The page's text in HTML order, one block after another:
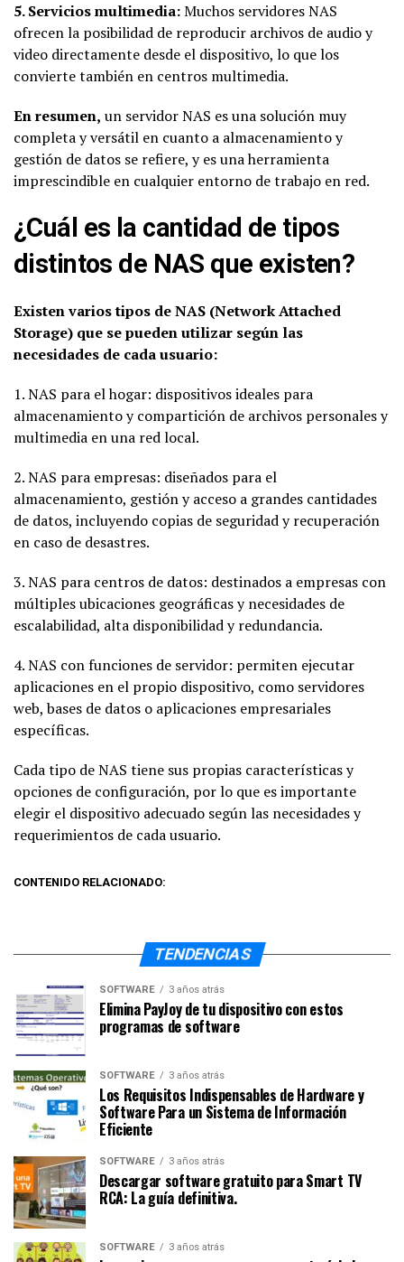
5. Servicios multimedia:Muchos servidores NAS
ofrecen la posibilidad de reproducir archivos de audio y
video directamente desde el dispositivo, lo que los
convierte también en centros multimedia.
En resumen, un servidor NAS es una solución muy
completa y versátil en cuanto a almacenamiento y
gestión de datos se refiere, y es una herramienta
imprescindible en cualquier entorno de trabajo en red.
¿Cuál es la cantidad de tipos
distintos de NAS que existen?
Existen varios tipos de NAS (Network Attached
Storage) que se pueden utilizar según las
necesidades de cada usuario:
1. NAS para el hogar: dispositivos ideales para
almacenamiento y compartición de archivos personales y
multimedia en una red local.
2. NAS para empresas: diseñados para el
almacenamiento, gestión y acceso a grandes cantidades
de datos, incluyendo copias de seguridad y recuperación
en caso de desastres.
3. NAS para centros de datos: destinados a empresas con
múltiples ubicaciones geográficas y necesidades de
escalabilidad, alta disponibilidad y redundancia.
4. NAS con funciones de servidor: permiten ejecutar
aplicaciones en el propio dispositivo, como servidores
web, bases de datos o aplicaciones empresariales
específicas.
Cada tipo de NAS tiene sus propias características y
opciones de configuración, por lo que es importante
elegir el dispositivo adecuado según las necesidades y
requerimientos de cada usuario.
CONTENIDO RELACIONADO:
TENDENCIAS
SOFTWARE 3 años atrás
Elimina PayJoy de tu dispositivo con estos
programas de software
SOFTWARE 3 años atrás
Los Requisitos Indispensables de Hardware y
Software Para un Sistema de Información
Eficiente
SOFTWARE 3 años atrás
Descargar software gratuito para Smart TV
RCA: La guía definitiva.
SOFTWARE 3 años atrás